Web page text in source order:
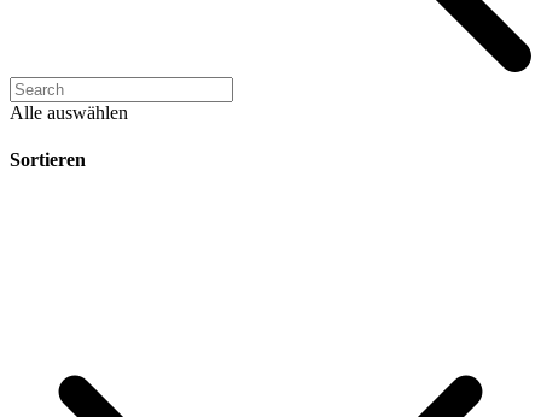
Alle auswählen
Sortieren